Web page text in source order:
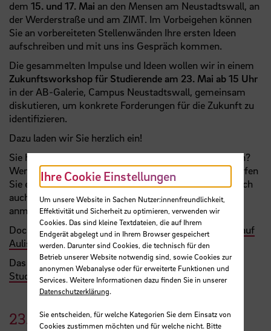
dem 15. und 17. Mai an den Mensen am Neustadtswall, an
der Werderstraße und am ZIMT. Im Vorbeigehen können
Sie an vorbereiteten Stellenwänden Ihre ersten Ideen
aufschreiben und mit uns ins Gespräch kommen.
Die gesammelten Impulse und Ideen wollen wir in einem
Zukunftsworkshop für Studierende am 23. Mai ab 15 Uhr
in der AB-Galerie, Campus Neustadtswall, gemeinsam
diskutieren, um konkrete Forderungen für die Zukunft zu
identifizieren.
Dazu laden wir Sie herzlich ein!
Sie haben Fragen? Brauchen Sie weitere Informationen?
Wenden Sie sich gerne an denAsta-Vorstand oder werfen
Sie einen Blick in dieAulis-Gruppe. Dort können Sie sich
auch schon für den Zukunftsworkshop am 23. Mai
anmelden.
Doch keine Zeit? Nehmen Sie an der
Online-Umfrage auf
Aulis
teil!
Das Projekt wird von derHSB, demAsta, dem
Studierendenrat und BreGoS umgesetzt.
23. Mai2023
Ihre Cookie Einstellungen
Um unsere Website in Sachen Nutzer:innenfreundlichkeit,
Effektivität und Sicherheit zu optimieren, verwenden wir
Cookies. Das sind kleine Textdateien, die auf Ihrem
Endgerät abgelegt und in Ihrem Browser gespeichert
werden. Darunter sind Cookies, die technisch für den
Betrieb unserer Website notwendig sind, sowie Cookies zur
anonymen Webanalyse oder für erweiterte Funktionen und
Services. Weitere Informationen dazu finden Sie in unserer
Datenschutzerklärung.
Sie entscheiden, für welche Kategorien Sie dem Einsatz von
Cookies zustimmen möchten und für welche nicht. Bitte